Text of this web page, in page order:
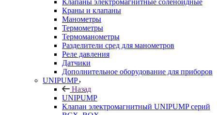
Клапаны электромагнитные соленоидные
Краны и клапаны
Манометры
Термометры
Термоманометры
Разделители сред для манометров
Реле давления
Датчики
Дополнительное оборудование для приборов
UNIPUMP
Назад
UNIPUMP
Клапан электромагнитный UNIPUMP серий